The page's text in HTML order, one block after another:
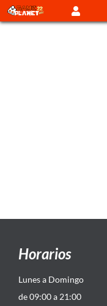
Horarios
Lunes a Domingo
de 09:00 a 21:00